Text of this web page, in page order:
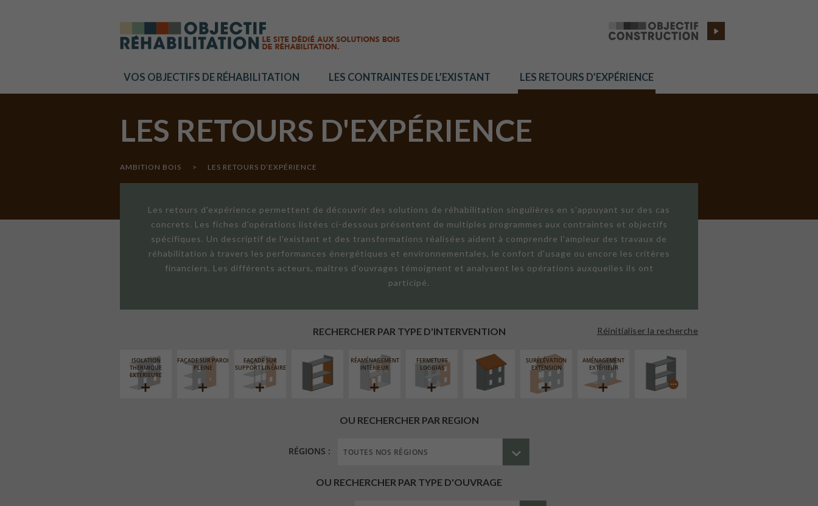
VOS OBJECTIFS DE RÉHABILITATION LES CONTRAINTES DE L’EXISTANT LES RETOURS D’EXPÉRIENCE
LES RETOURS D'EXPÉRIENCE
AMBITION BOIS > LES RETOURS D’EXPÉRIENCE
Les retours d'expérience permettent de découvrir des solutions de réhabilitation singulières en s'appuyant sur des cas
concrets. Les fiches d'opérations listées ci-dessous présentent de multiples programmes aux contraintes et objectifs
spécifiques. Un descriptif de l'existant et des transformations réalisées aident à comprendre l'ampleur des travaux de
réhabilitation à travers les performances énergétiques et environnementales, le confort d'usage ou encore les critères
financiers. Les différents acteurs, maîtres d'ouvrages témoignent et analysent les opérations auxquelles ils ont
participé.
RECHERCHER PAR TYPE D'INTERVENTION Réinitialiser la recherche
ISOLATION
THERMIQUE
EXTÉRIEURE
FAÇADE SUR PAROI
PLEINE
FAÇADE SUR
SUPPORT LINÉAIRE
INTÉRIEURE
RÉAMÉNAGEMENT
INTÉRIEUR
FERMETURE
LOGGIAS
SURÉLÉVATION
EXTENSION
AMÉNAGEMENT
EXTÉRIEUR
OU RECHERCHER PAR REGION
RÉGIONS :
OU RECHERCHER PAR TYPE D'OUVRAGE